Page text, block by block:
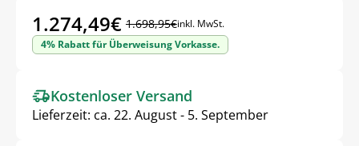
1.698,95€
Ursprünglicher
Preis
1.698,95€
1.274,49€
Aktueller
Preis
1.274,49€.
inkl. MwSt.
4% Rabatt für Überweisung Vorkasse.
Kostenloser Versand
Lieferzeit: ca. 22. August - 5. September